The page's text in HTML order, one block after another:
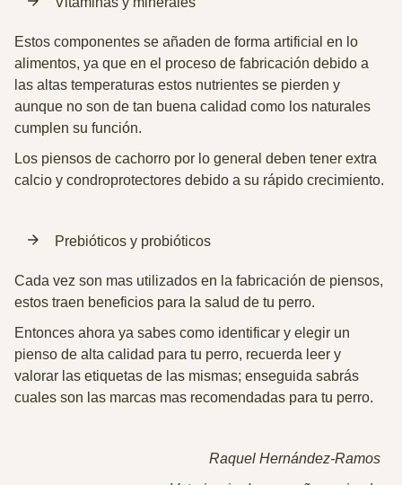
Estos componentes se añaden de forma artificial en lo
alimentos, ya que en el proceso de fabricación debido a
las altas temperaturas estos nutrientes se pierden y
aunque no son de tan buena calidad como los naturales
cumplen su función.
Los piensos de cachorro por lo general deben tener extra
calcio y condroprotectores debido a su rápido crecimiento.
Prebióticos y probióticos
Cada vez son mas utilizados en la fabricación de piensos,
estos traen beneficios para la salud de tu perro.
Entonces ahora ya sabes como identificar y elegir un
pienso de alta calidad para tu perro, recuerda leer y
valorar las etiquetas de las mismas; enseguida sabrás
cuales son las marcas mas recomendadas para tu perro.
Raquel Hernández-Ramos